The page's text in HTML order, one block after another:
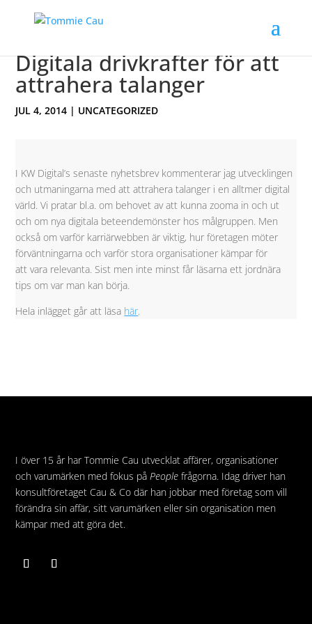
Digitala drivkrafter för att
attrahera talanger
JUL 4, 2014 | UNCATEGORIZED
I KW Digital’s senaste nyhetsbrev kommenterar jag utvecklingen
och utmaningarna med att attrahera talanger i en alltmer digital
värld. Vi pratar bl.a. om behovet av att kunna zooma in och ut
och om nya digitala beteendemönster hos målgruppen. Men
också om varför karriärwebben är viktig, hur företagen möter
förväntningarna och varför stora organisationer kämpar för
att vara relevanta. Sist men inte minst får läsarna ett jordnära
tips om var man kan börja.
Hela inlägget går att läsa här.
I över 15 år har Tommie Cau utvecklat affärer, organisationer
och varumärken med fokus påPeople frågorna. Idag driver han
konsultföretaget Cau & Co där han jobbar med företag som vill
förändra sin affär, sitt varumärken eller sin organisation men
kämpar med att göra det.